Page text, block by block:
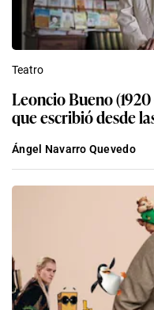
Teatro
Leoncio Bueno
que escribió desde
Ángel Navarro Quevedo